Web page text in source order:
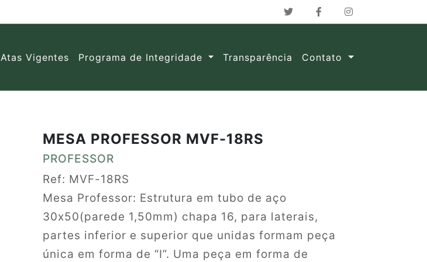
Atas Vigentes Programa de Integridade Transparência Contato
MESA PROFESSOR MVF-18RS
PROFESSOR
Ref: MVF-18RS
Mesa Professor: Estrutura em tubo de aço
30x50(parede 1,50mm) chapa 16, para laterais,
partes inferior e superior que unidas formam peça
única em forma de “I”. Uma peça em forma de